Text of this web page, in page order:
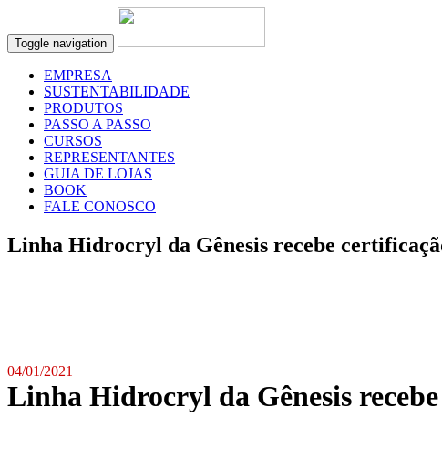
Toggle navigation
EMPRESA
SUSTENTABILIDADE
PRODUTOS
PASSO A PASSO
CURSOS
REPRESENTANTES
GUIA DE LOJAS
BOOK
FALE CONOSCO
Linha Hidrocryl da Gênesis recebe
04/01/2021
Linha Hidrocryl da Gênesis